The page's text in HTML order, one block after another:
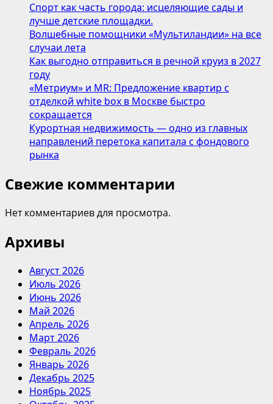
Спорт как часть города: исцеляющие сады и
лучше детские площадки.
Волшебные помощники «Мультиландии» на все
случаи лета
Как выгодно отправиться в речной круиз в 2027
году
«Метриум» и MR: Предложение квартир с
отделкой white box в Москве быстро
сокращается
Курортная недвижимость — одно из главных
направлений перетока капитала с фондового
рынка
Свежие комментарии
Нет комментариев для просмотра.
Архивы
Август 2026
Июль 2026
Июнь 2026
Май 2026
Апрель 2026
Март 2026
Февраль 2026
Январь 2026
Декабрь 2025
Ноябрь 2025